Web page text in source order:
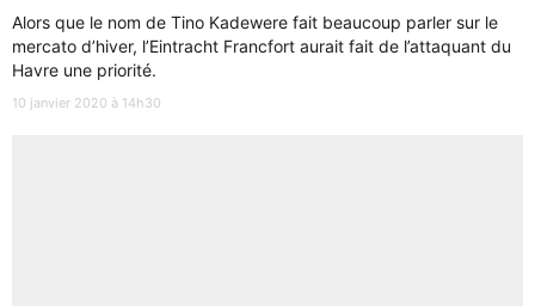
Alors que le nom de Tino Kadewere fait beaucoup parler sur le
mercato d’hiver, l’Eintracht Francfort aurait fait de l’attaquant du
Havre une priorité.
10 janvier 2020 à 14h30